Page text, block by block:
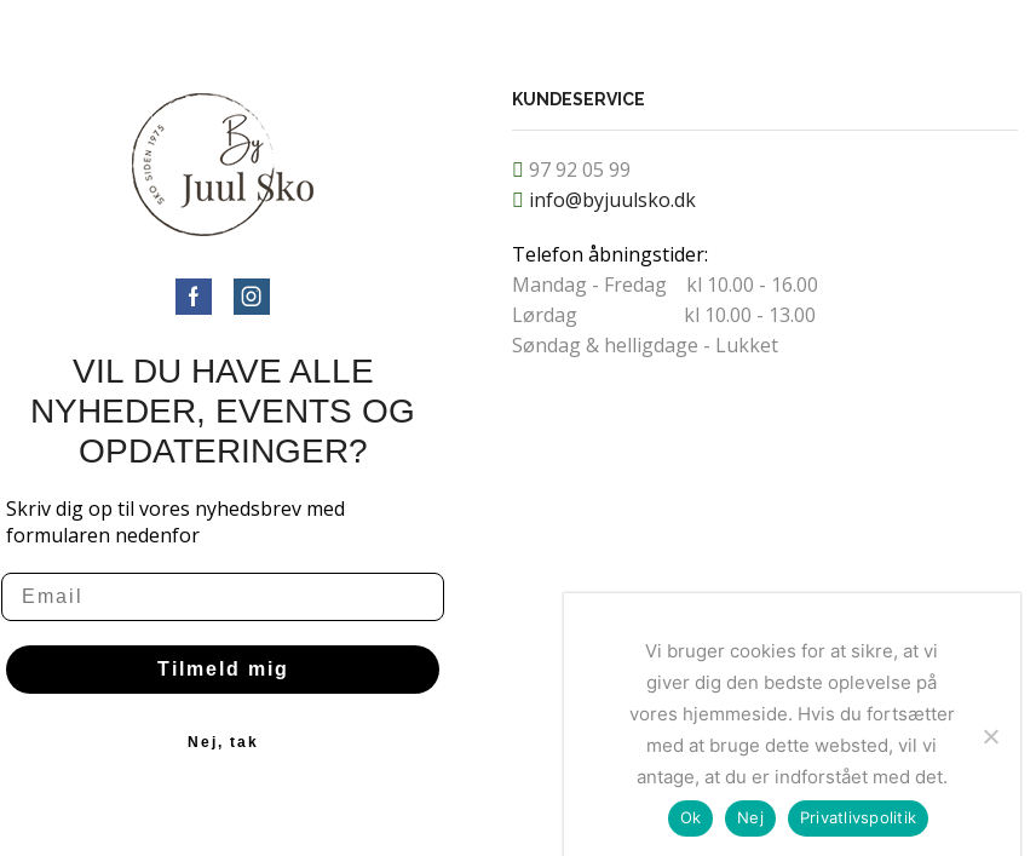
VIL DU HAVE ALLE
NYHEDER, EVENTS OG
OPDATERINGER?
Skriv dig op til vores nyhedsbrev med
formularen nedenfor
Email
Tilmeld mig
Nej, tak
KUNDESERVICE
97 92 05 99
info@byjuulsko.dk
Telefon åbningstider:
Mandag - Fredag kl 10.00 - 16.00
Lørdag kl 10.00 - 13.00
Søndag & helligdage - Lukket
Vi bruger cookies for at sikre, at vi
giver dig den bedste oplevelse på
vores hjemmeside. Hvis du fortsætter
med at bruge dette websted, vil vi
antage, at du er indforstået med det.
Ok Nej Privatlivspolitik